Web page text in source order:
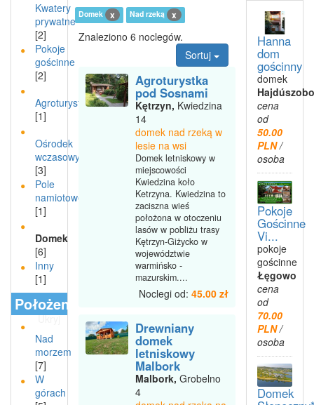
Kwatery
prywatne
[2]
Pokoje
gościnne
[2]
Agroturystyka
[1]
Ośrodek
wczasowy
[3]
Pole
namiotowe
[1]
Domek
[6]
Inny
[1]
Położenie
Ukryj
Nad
morzem
[7]
W
górach
Domek x Nad rzeką x
Znaleziono 6 noclegów.
Sortuj
Agroturystka
pod Sosnami
Kętrzyn, Kwiedzina
14
domek nad rzeką w
lesie na wsi
Domek letniskowy w
miejscowości
Kwiedzina koło
Ketrzyna. Kwiedzina to
zaciszna wieś
położona w otoczeniu
lasów w pobliżu trasy
Kętrzyn-Giżycko w
województwie
warmińsko -
mazurskim....
Noclegi od: 45.00 zł
Drewniany
domek
letniskowy
Malbork
Malbork, Grobelno
4
Hanna
dom
gościnny
domek
cena
od
50.00
PLN/
osoba
Pokoje
Gościnne
Vi...
pokoje
gościnne
Łęgowo
cena
od
70.00
PLN/
osoba
Domek